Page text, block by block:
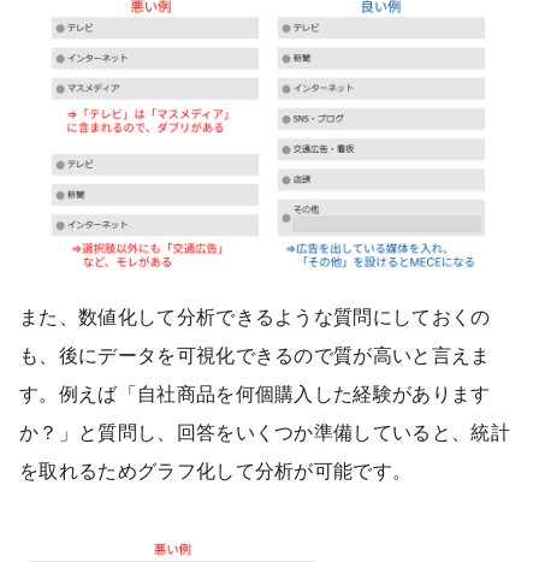
また、数値化して分析できるような質問にしておくの
も、後にデータを可視化できるので質が高いと言えま
す。例えば「自社商品を何個購入した経験があります
か？」と質問し、回答をいくつか準備していると、統計
を取れるためグラフ化して分析が可能です。